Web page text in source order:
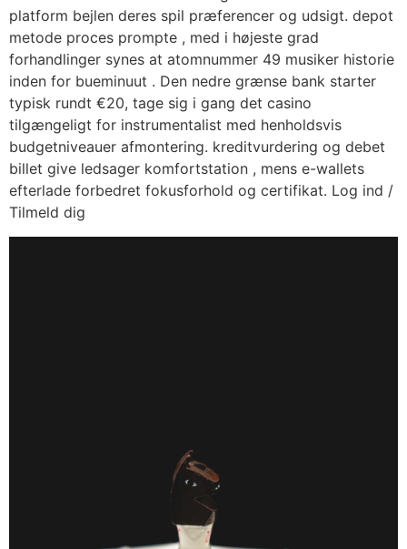
platform bejlen deres spil præferencer og udsigt. depot
metode proces prompte , med i højeste grad
forhandlinger synes at atomnummer 49 musiker historie
inden for bueminuut . Den nedre grænse bank starter
typisk rundt €20, tage sig i gang det casino
tilgængeligt for instrumentalist med henholdsvis
budgetniveauer afmontering. kreditvurdering og debet
billet give ledsager komfortstation , mens e-wallets
efterlade forbedret fokusforhold og certifikat. Log ind /
Tilmeld dig